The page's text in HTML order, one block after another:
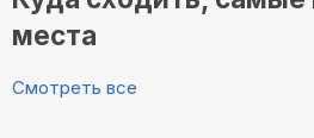
места
Смотреть все